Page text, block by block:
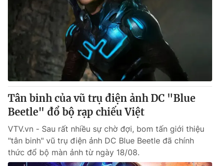
Tân binh của vũ trụ điện ảnh DC "Blue
Beetle" đổ bộ rạp chiếu Việt
VTV.vn - Sau rất nhiều sự chờ đợi, bom tấn giới thiệu
"tân binh" vũ trụ điện ảnh DC Blue Beetle đã chính
thức đổ bộ màn ảnh từ ngày 18/08.